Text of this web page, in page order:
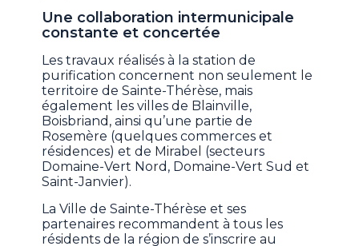
Une collaboration intermunicipale
constante et concertée
Les travaux réalisés à la station de
purification concernent non seulement le
territoire de Sainte-Thérèse, mais
également les villes de Blainville,
Boisbriand, ainsi qu’une partie de
Rosemère (quelques commerces et
résidences) et de Mirabel (secteurs
Domaine-Vert Nord, Domaine-Vert Sud et
Saint-Janvier).
La Ville de Sainte-Thérèse et ses
partenaires recommandent à tous les
résidents de la région de s’inscrire au